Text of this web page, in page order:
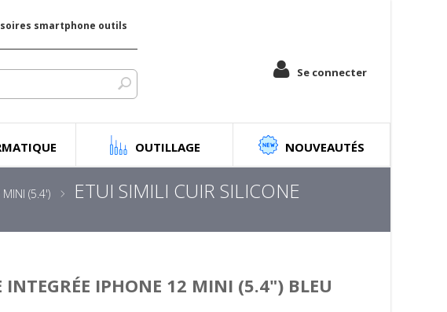
smartphone outils
Se connecter
OUTILLAGE NOUVEAUTÉS
(5.4') ETUI SIMILI CUIR SILICONE
INTEGRÉE IPHONE 12 MINI (5.4") BLEU